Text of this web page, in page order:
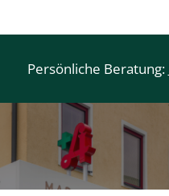
Persönliche Beratung: